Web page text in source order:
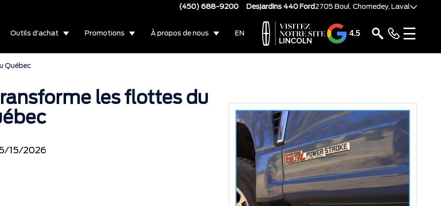
(450) 688-9200 Desjardins 440 Ford2705 Boul. Chomedey, Laval
Outils d’achat Promotions À propos de nous EN 4.5
Québec
les flottes du
15/2026